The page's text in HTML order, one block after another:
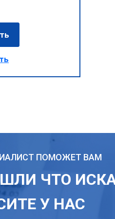
ПОМОЖЕТ ВАМ
ЧТО
У НАС